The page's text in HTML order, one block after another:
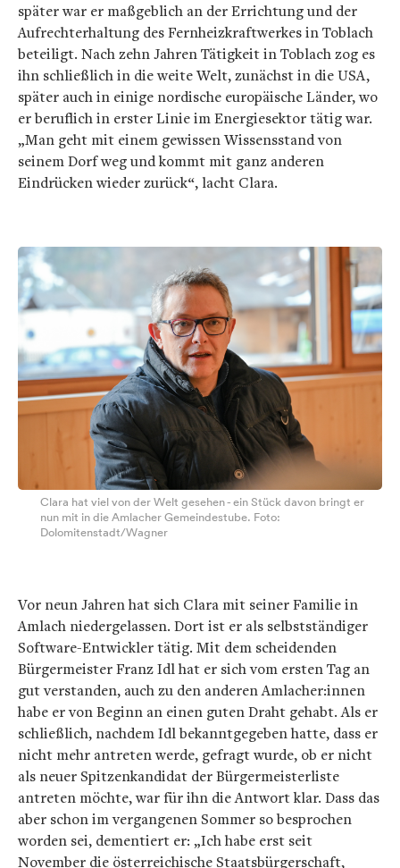
später war er maßgeblich an der Errichtung und der
Aufrechterhaltung des Fernheizkraftwerkes in Toblach
beteiligt. Nach zehn Jahren Tätigkeit in Toblach zog es
ihn schließlich in die weite Welt, zunächst in die USA,
später auch in einige nordische europäische Länder, wo
er beruflich in erster Linie im Energiesektor tätig war.
„Man geht mit einem gewissen Wissensstand von
seinem Dorf weg und kommt mit ganz anderen
Eindrücken wieder zurück“, lacht Clara.
Clara hat viel von der Welt gesehen - ein Stück davon bringt er
nun mit in die Amlacher Gemeindestube. Foto:
Dolomitenstadt/Wagner
Vor neun Jahren hat sich Clara mit seiner Familie in
Amlach niedergelassen. Dort ist er als selbstständiger
Software-Entwickler tätig. Mit dem scheidenden
Bürgermeister Franz Idl hat er sich vom ersten Tag an
gut verstanden, auch zu den anderen Amlacher:innen
habe er von Beginn an einen guten Draht gehabt. Als er
schließlich, nachdem Idl bekanntgegeben hatte, dass er
nicht mehr antreten werde, gefragt wurde, ob er nicht
als neuer Spitzenkandidat der Bürgermeisterliste
antreten möchte, war für ihn die Antwort klar. Dass das
aber schon im vergangenen Sommer so besprochen
worden sei, dementiert er: „Ich habe erst seit
November die österreichische Staatsbürgerschaft,